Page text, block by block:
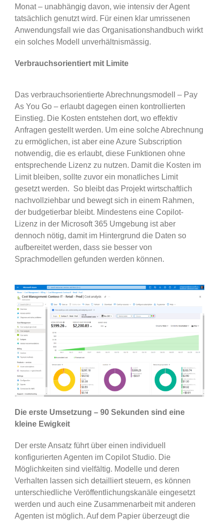
Monat – unabhängig davon, wie intensiv der Agent
tatsächlich genutzt wird. Für einen klar umrissenen
Anwendungsfall wie das Organisationshandbuch wirkt
ein solches Modell unverhältnismässig.
Verbrauchsorientiert mit Limite
Das verbrauchsorientierte Abrechnungsmodell – Pay
As You Go – erlaubt dagegen einen kontrollierten
Einstieg. Die Kosten entstehen dort, wo effektiv
Anfragen gestellt werden. Um eine solche Abrechnung
zu ermöglichen, ist aber eine Azure Subscription
notwendig, die es erlaubt, diese Funktionen ohne
entsprechende Lizenz zu nutzen. Damit die Kosten im
Limit bleiben, sollte zuvor ein monatliches Limit
gesetzt werden. So bleibt das Projekt wirtschaftlich
nachvollziehbar und bewegt sich in einem Rahmen,
der budgetierbar bleibt. Mindestens eine Copilot-
Lizenz in der Microsoft 365 Umgebung ist aber
dennoch nötig, damit im Hintergrund die Daten so
aufbereitet werden, dass sie besser von
Sprachmodellen gefunden werden können.
Die erste Umsetzung – 90 Sekunden sind eine
kleine Ewigkeit
Der erste Ansatz führt über einen individuell
konfigurierten Agenten im Copilot Studio. Die
Möglichkeiten sind vielfältig. Modelle und deren
Verhalten lassen sich detailliert steuern, es können
unterschiedliche Veröffentlichungskanäle eingesetzt
werden und auch eine Zusammenarbeit mit anderen
Agenten ist möglich. Auf dem Papier überzeugt die